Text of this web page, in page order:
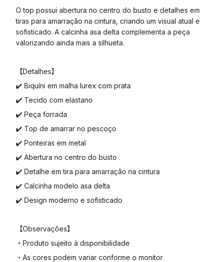
O top possui abertura no centro do busto e detalhes em
tiras para amarração na cintura, criando um visual atual e
sofisticado. A calcinha asa delta complementa a peça
valorizando ainda mais a silhueta.
【Detalhes】
✔️ Biquíni em malha lurex com prata
✔️ Tecido com elastano
✔️ Peça forrada
✔️ Top de amarrar no pescoço
✔️ Ponteiras em metal
✔️ Abertura no centro do busto
✔️ Detalhe em tira para amarração na cintura
✔️ Calcinha modelo asa delta
✔️ Design moderno e sofisticado
【Observações】
・Produto sujeito à disponibilidade
・As cores podem variar conforme o monitor